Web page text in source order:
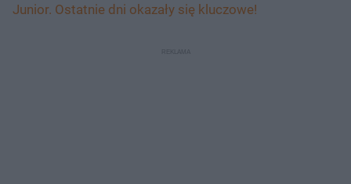
Junior. Ostatnie dni okazały się kluczowe!